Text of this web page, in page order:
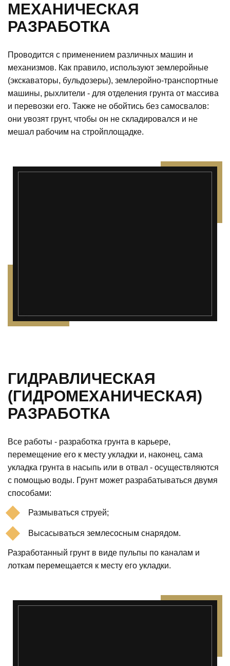
МЕХАНИЧЕСКАЯ
РАЗРАБОТКА
Проводится с применением различных машин и
механизмов. Как правило, используют землеройные
(экскаваторы, бульдозеры), землеройно-транспортные
машины, рыхлители - для отделения грунта от массива
и перевозки его. Также не обойтись без самосвалов:
они увозят грунт, чтобы он не складировался и не
мешал рабочим на стройплощадке.
");">
ГИДРАВЛИЧЕСКАЯ
(ГИДРОМЕХАНИЧЕСКАЯ)
РАЗРАБОТКА
Все работы - разработка грунта в карьере,
перемещение его к месту укладки и, наконец, сама
укладка грунта в насыпь или в отвал - осуществляются
с помощью воды. Грунт может разрабатываться двумя
способами:
Размываться струей;
Высасываться землесосным снарядом.
Разработанный грунт в виде пульпы по каналам и
лоткам перемещается к месту его укладки.